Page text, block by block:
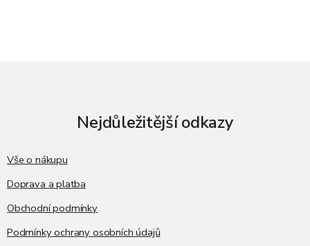
Nejdůležitější odkazy
Vše o nákupu
Doprava a platba
Obchodní podmínky
Podmínky ochrany osobních údajů